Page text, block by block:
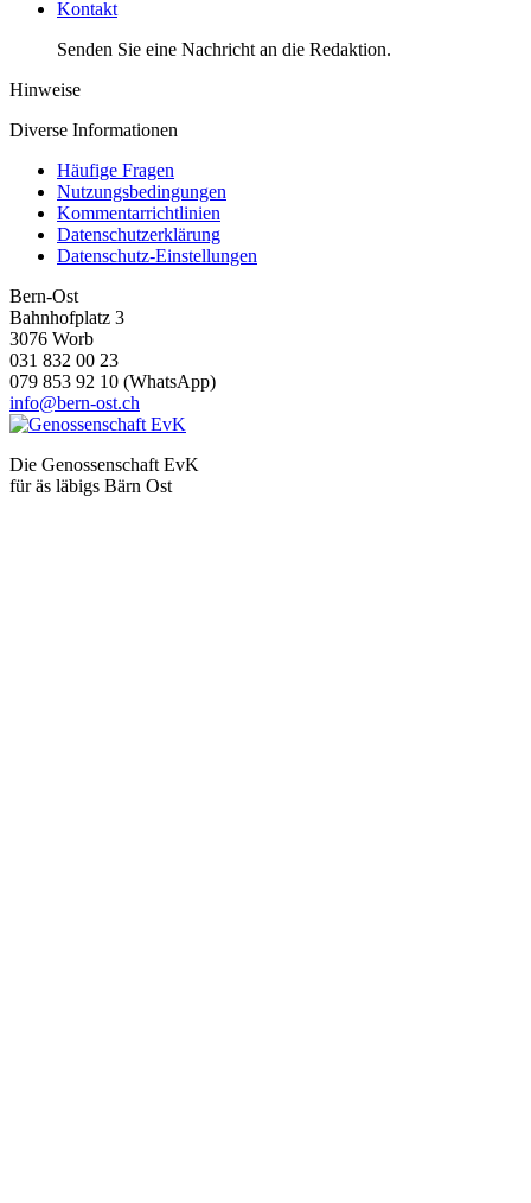
Kontakt
Senden Sie eine Nachricht an die Redaktion.
Hinweise
Diverse Informationen
Häufige Fragen
Nutzungsbedingungen
Kommentarrichtlinien
Datenschutzerklärung
Datenschutz-Einstellungen
Bern-Ost
Bahnhofplatz 3
3076 Worb
031 832 00 23
079 853 92 10 (WhatsApp)
info@bern-ost.ch
Die Genossenschaft EvK
für äs läbigs Bärn Ost